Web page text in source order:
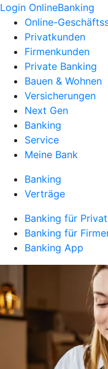
Login OnlineBanking
Online-
Privatkunden
Firmenkunden
Private Banking
Bauen & Wohnen
Versicherungen
Next Gen
Banking
Service
Meine Bank
Banking
Verträge
Banking für
Banking für
Banking App